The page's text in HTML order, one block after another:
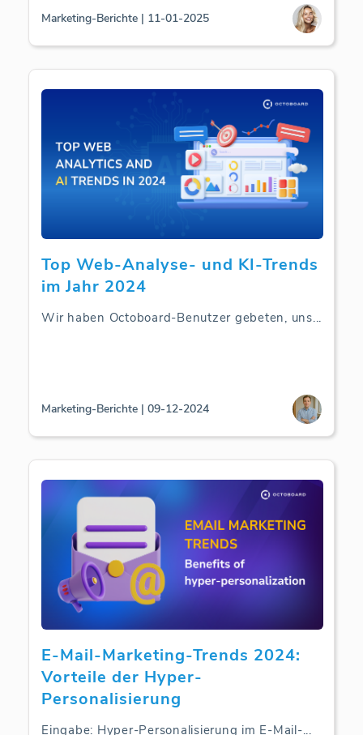
Marketing-Berichte | 11-01-2025
Top Web-Analyse- und KI-Trends
im Jahr 2024
Wir haben Octoboard-Benutzer gebeten, uns...
Marketing-Berichte | 09-12-2024
E-Mail-Marketing-Trends 2024:
Vorteile der Hyper-
Personalisierung
Eingabe: Hyper-Personalisierung im E-Mail-...